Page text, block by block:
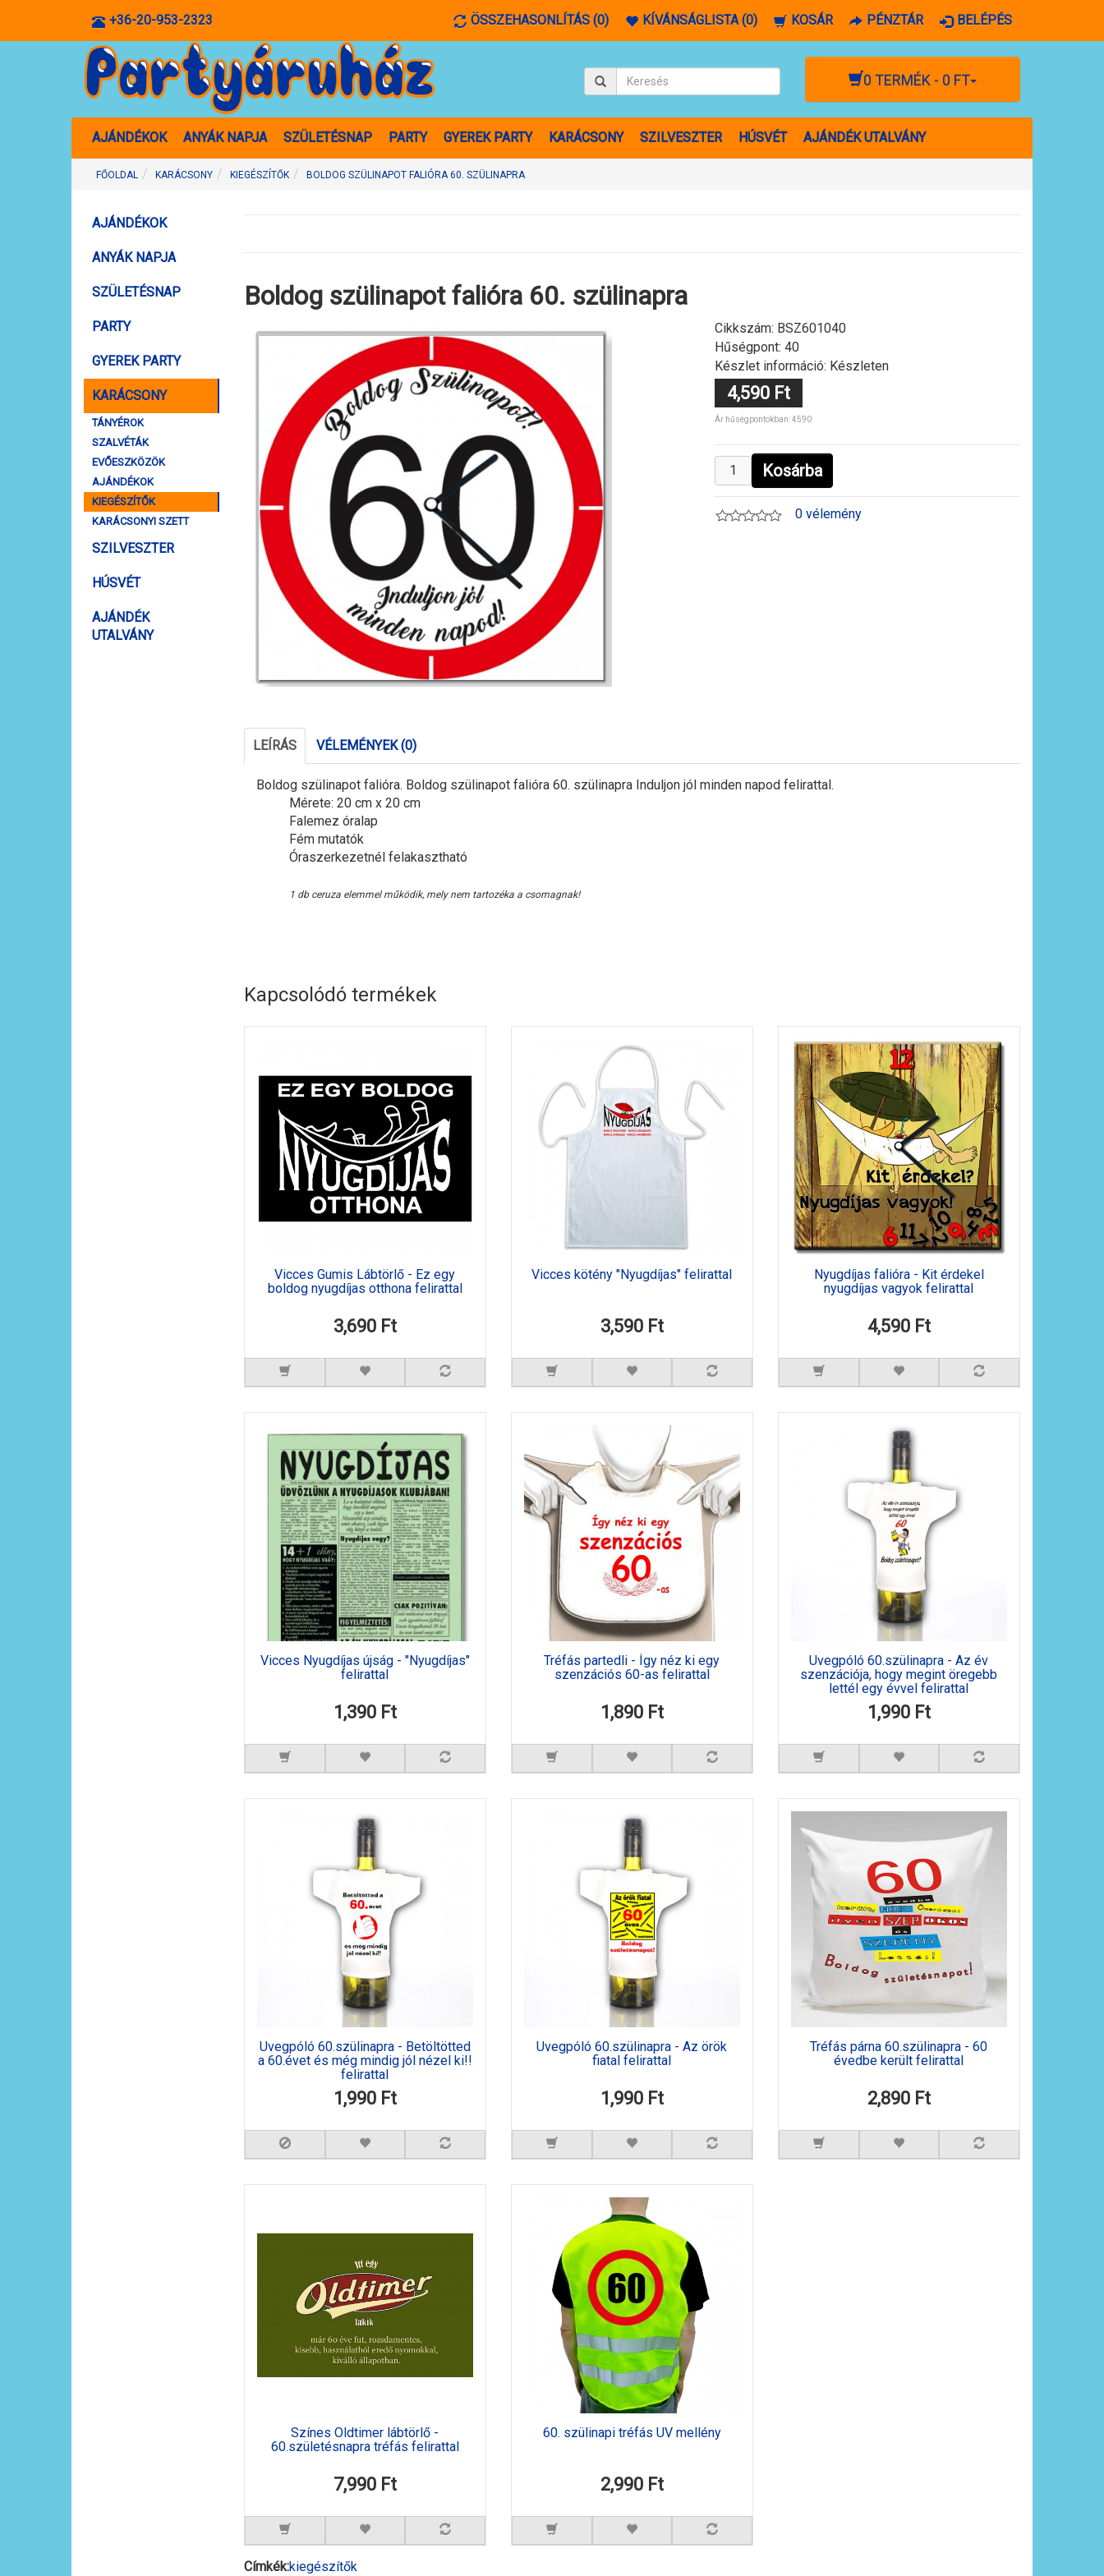
+36-20-953-2323 ÖSSZEHASONLÍTÁS (0) KÍVÁNSÁGLISTA (0) KOSÁR PÉNZTÁR BELÉPÉS
0 TERMÉK - 0 FT
AJÁNDÉKOK ANYÁK NAPJA SZÜLETÉSNAP PARTY GYEREK PARTY KARÁCSONY SZILVESZTER HÚSVÉT AJÁNDÉK UTALVÁNY
FŐOLDAL KARÁCSONY KIEGÉSZÍTŐK BOLDOG SZÜLINAPOT FALIÓRA 60. SZÜLINAPRA
AJÁNDÉKOK
ANYÁK NAPJA
SZÜLETÉSNAP
PARTY
GYEREK PARTY
KARÁCSONY
TÁNYÉROK
SZALVÉTÁK
EVŐESZKÖZÖK
AJÁNDÉKOK
KIEGÉSZÍTŐK
KARÁCSONYI SZETT
SZILVESZTER
HÚSVÉT
AJÁNDÉK
UTALVÁNY
Boldog szülinapot falióra 60. szülinapra
Cikkszám: BSZ601040
Hűségpont: 40
Készlet információ: Készleten
4,590 Ft
Ár hűségpontokban: 4590
Kosárba
0 vélemény
LEÍRÁS VÉLEMÉNYEK (0)
Boldog szülinapot falióra. Boldog szülinapot falióra 60. szülinapra Induljon jól minden napod felirattal.
Mérete: 20 cm x 20 cm
Falemez óralap
Fém mutatók
Óraszerkezetnél felakasztható
1 db ceruza elemmel működik, mely nem tartozéka a csomagnak!
Kapcsolódó termékek
Vicces Gumis Lábtörlő - Ez egy
boldog nyugdíjas otthona felirattal
3,690 Ft
Vicces kötény "Nyugdíjas" felirattal
3,590 Ft
Nyugdíjas falióra - Kit érdekel
nyugdíjas vagyok felirattal
4,590 Ft
Vicces Nyugdíjas újság - "Nyugdíjas"
felirattal
1,390 Ft
Tréfás partedli - Így néz ki egy
szenzációs 60-as felirattal
1,890 Ft
Üvegpóló 60.szülinapra - Az év
szenzációja, hogy megint öregebb
lettél egy évvel felirattal
1,990 Ft
Üvegpóló 60.szülinapra - Betöltötted
a 60.évet és még mindig jól nézel ki!!
felirattal
1,990 Ft
Üvegpóló 60.szülinapra - Az örök
fiatal felirattal
1,990 Ft
Tréfás párna 60.szülinapra - 60
évedbe került felirattal
2,890 Ft
Színes Oldtimer lábtörlő -
60.születésnapra tréfás felirattal
7,990 Ft
60. szülinapi tréfás UV mellény
2,990 Ft
Címkék:kiegészítők